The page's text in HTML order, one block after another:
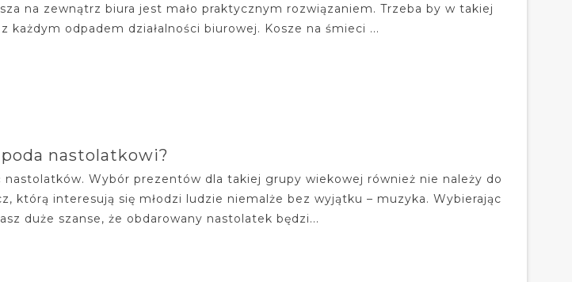
na zewnątrz biura jest mało praktycznym rozwiązaniem. Trzeba by w takiej
każdym odpadem działalności biurowej. Kosze na śmieci ...
nastolatkowi?
nastolatków. Wybór prezentów dla takiej grupy wiekowej również nie należy do
którą interesują się młodzi ludzie niemalże bez wyjątku – muzyka. Wybierając
duże szanse, że obdarowany nastolatek będzi...